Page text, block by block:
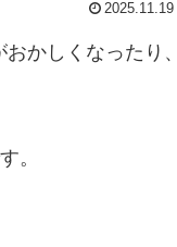
2025.11.19
かしくなったり、
。